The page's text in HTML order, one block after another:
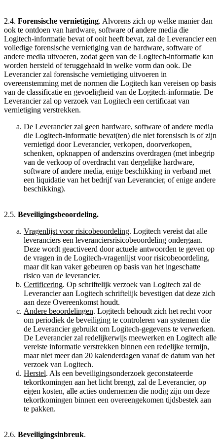
2.4. Forensische vernietiging. Alvorens zich op welke manier dan
ook te ontdoen van hardware, software of andere media die
Logitech-informatie bevat of ooit heeft bevat, zal de Leverancier een
volledige forensische vernietiging van de hardware, software of
andere media uitvoeren, zodat geen van de Logitech-informatie kan
worden hersteld of teruggehaald in welke vorm dan ook. De
Leverancier zal forensische vernietiging uitvoeren in
overeenstemming met de normen die Logitech kan vereisen op basis
van de classificatie en gevoeligheid van de Logitech-informatie. De
Leverancier zal op verzoek van Logitech een certificaat van
vernietiging verstrekken.
De Leverancier zal geen hardware, software of andere media
die Logitech-informatie bevat(ten) die niet forensisch is of zijn
vernietigd door Leverancier, verkopen, doorverkopen,
schenken, opknappen of anderszins overdragen (met inbegrip
van de verkoop of overdracht van dergelijke hardware,
software of andere media, enige beschikking in verband met
een liquidatie van het bedrijf van Leverancier, of enige andere
beschikking).
2.5. Beveiligingsbeoordeling.
Vragenlijst voor risicobeoordeling. Logitech vereist dat alle
leveranciers een leveranciersrisicobeoordeling ondergaan.
Deze wordt geactiveerd door actuele antwoorden te geven op
de vragen in de Logitech-vragenlijst voor risicobeoordeling,
maar dit kan vaker gebeuren op basis van het ingeschatte
risico van de leverancier.
Certificering. Op schriftelijk verzoek van Logitech zal de
Leverancier aan Logitech schriftelijk bevestigen dat deze zich
aan deze Overeenkomst houdt.
Andere beoordelingen. Logitech behoudt zich het recht voor
om periodiek de beveiliging te controleren van systemen die
de Leverancier gebruikt om Logitech-gegevens te verwerken.
De Leverancier zal redelijkerwijs meewerken en Logitech alle
vereiste informatie verstrekken binnen een redelijke termijn,
maar niet meer dan 20 kalenderdagen vanaf de datum van het
verzoek van Logitech.
Herstel. Als een beveiligingsonderzoek geconstateerde
tekortkomingen aan het licht brengt, zal de Leverancier, op
eigen kosten, alle acties ondernemen die nodig zijn om deze
tekortkomingen binnen een overeengekomen tijdsbestek aan
te pakken.
2.6. Beveiligingsinbreuk.